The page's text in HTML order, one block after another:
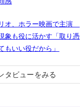
オ、ホラー映画で主演
象も役に活かす「取り憑
もいい役だから」
タビューをみる